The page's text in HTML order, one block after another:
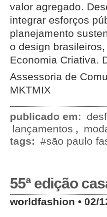
valor agregado.
integrar esforços
planejamento
o design
Economia Criativa.
Assessoria de
MKTMIX
publicado em:
lançamentos ,
tags: #são paulo
55ª edição
worldfashion • 02/